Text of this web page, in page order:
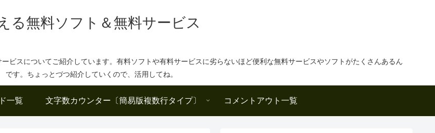
る無料ソフト＆無料サービス
ビスについてご紹介しています。有料ソフトや有料サービスに劣らないほど便利な無料サービスやソフトがたくさんあるん
です。ちょっとづつ紹介していくので、活用してね。
一覧 文字数カウンター〔簡易版複数行タイプ〕 コメントアウト一覧